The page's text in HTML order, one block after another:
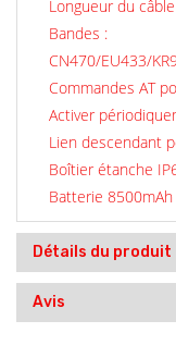
Longueur du
Bandes :
CN470/EU433/
Commandes AT
Activer
Lien descendant
Boîtier étanche
Batterie
Détails du produit
Avis